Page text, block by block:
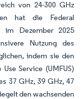
von 24-300 GHz
hat die Federal
im Dezember 2025
Nutzung des
indem sie den
Service (UMFUS)
37 GHz, 39 GHz, 47
den wachsenden